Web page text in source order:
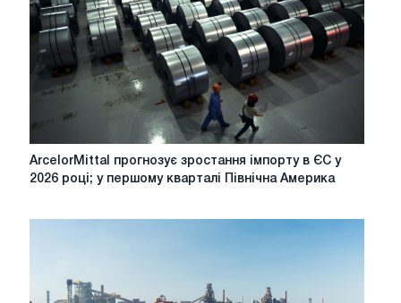
року;
деякі
контракти
на
перше
півріччя
2026
були
укладені
ArcelorMittal
прогнозує
ArcelorMittal прогнозує зростання імпорту в ЄС у
2026 році; у першому кварталі Північна Америка